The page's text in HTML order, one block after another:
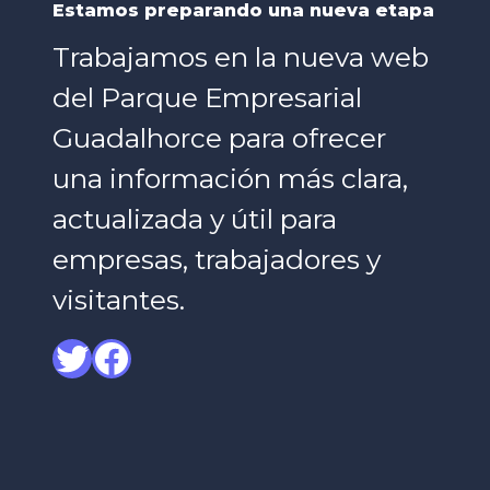
Estamos preparando una nueva etapa
Trabajamos en la nueva web
del Parque Empresarial
Guadalhorce para ofrecer
una información más clara,
actualizada y útil para
empresas, trabajadores y
visitantes.
Twitter
Facebook